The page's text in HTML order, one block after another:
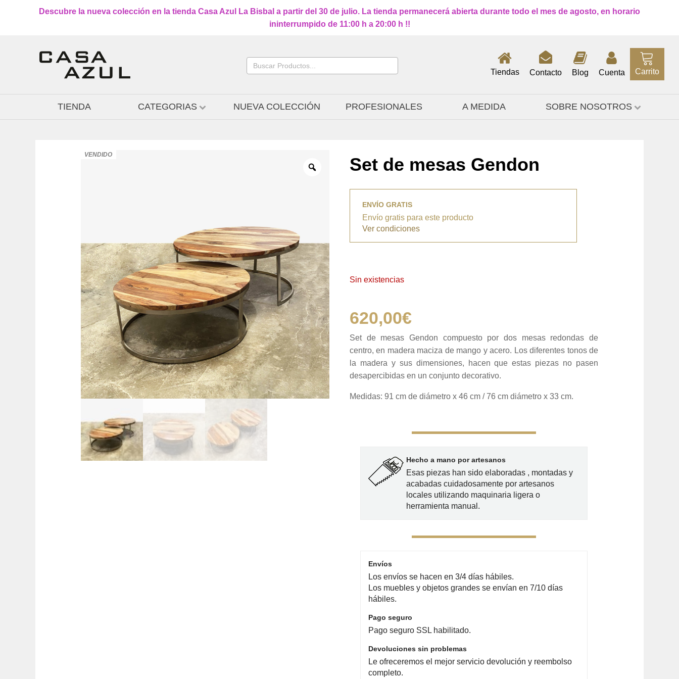
Descubre la nueva colección en la tienda Casa Azul La Bisbal a partir del 30 de julio. La tienda permanecerá abierta durante todo el mes de agosto, en horario
ininterrumpido de 11:00 h a 20:00 h !!
Buscar:
Tiendas Contacto Blog Cuenta Carrito
TIENDA CATEGORIAS NUEVA COLECCIÓN PROFESIONALES A MEDIDA SOBRE NOSOTROS
VENDIDO Set de mesas Gendon
ENVÍO GRATIS
Envío gratis para este producto
Ver condiciones
Sin existencias
620,00€
Set de mesas Gendon compuesto por dos mesas redondas de
centro, en madera maciza de mango y acero. Los diferentes tonos de
la madera y sus dimensiones, hacen que estas piezas no pasen
desapercibidas en un conjunto decorativo.
Medidas: 91 cm de diámetro x 46 cm / 76 cm diámetro x 33 cm.
Hecho a mano por artesanos
Esas piezas han sido elaboradas , montadas y
acabadas cuidadosamente por artesanos
locales utilizando maquinaria ligera o
herramienta manual.
Envíos
Los envíos se hacen en 3/4 días hábiles.
Los muebles y objetos grandes se envían en 7/10 días
hábiles.
Pago seguro
Pago seguro SSL habilitado.
Devoluciones sin problemas
Le ofreceremos el mejor servicio devolución y reembolso
completo.